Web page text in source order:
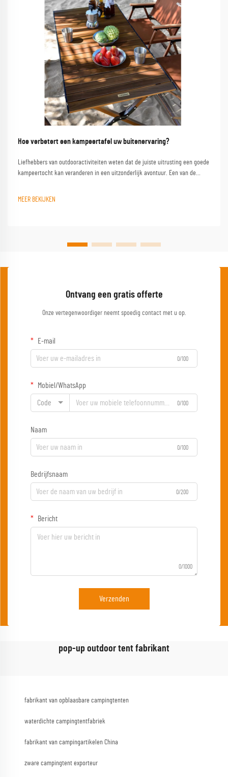
Hoe verbetert een kampeertafel uw buitenervaring?
Liefhebbers van outdooractiviteiten weten dat de juiste uitrusting een goede
kampeertocht kan veranderen in een uitzonderlijk avontuur. Een van de
MEER BEKIJKEN
Ontvang een gratis offerte
Onze vertegenwoordiger neemt spoedig contact met u op.
E-mail
0/100
Mobiel/WhatsApp
Code 0/100
Naam
0/100
Bedrijfsnaam
0/200
Bericht
0/1000
Verzenden
pop-up outdoor tent fabrikant
fabrikant van opblaasbare campingtenten
waterdichte campingtentfabriek
fabrikant van campingartikelen China
zware campingtent exporteur